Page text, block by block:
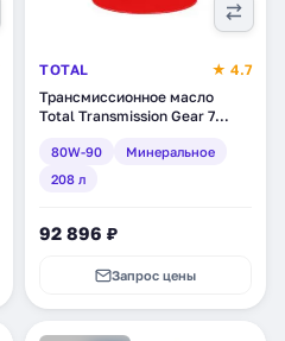
TOTAL
★ 4.7
Трансмиссионное масло
Total Transmission Gear 7
(201293)
80W-90
Минеральное
208 л
92 896 ₽
Запрос цены